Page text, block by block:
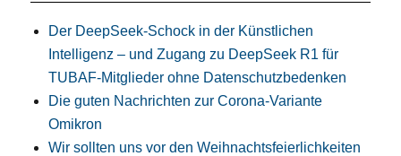
Der DeepSeek-Schock in der Künstlichen
Intelligenz – und Zugang zu DeepSeek R1 für
TUBAF-Mitglieder ohne Datenschutzbedenken
Die guten Nachrichten zur Corona-Variante
Omikron
Wir sollten uns vor den Weihnachtsfeierlichkeiten